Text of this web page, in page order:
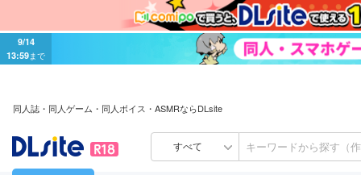
9/14
13:59まで
同人誌・同人ゲーム・同人ボイス・ASMRならDLsite
すべて